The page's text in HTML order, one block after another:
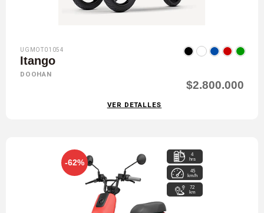
UGMOT01054
Itango
DOOHAN
$2.800.000
VER DETALLES
-62%
4
hrs
45
km/h
72
km